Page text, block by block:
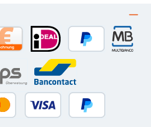
Kauf auf Rechnung (10 Tage Netto)
iDEAL
eps Bancontact
Überweisung